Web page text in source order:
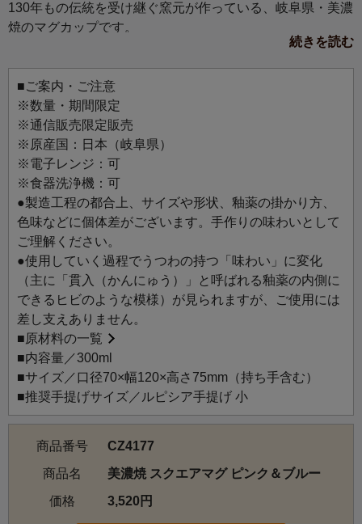
130年もの伝統を受け継ぐ窯元が作っている、岐阜県・美濃
焼のマグカップです。
やわらかでまばゆい色合いは、パリのお菓子屋の店先に並
ぶ色とりどりのマカロンや、ケーキの上できらめくジュレ
をイメージしています。
3種類の釉薬が溶け合うことで、それぞれがニュアンス豊か
な表情を見せる「窯変（ようへん）」を生み出す、職人技
の賜物です。
また、台形の形状は、香りをとどめて集中させやすく、上
部がすぼまっているため一気に届きます。香りが逃げにく
く「香気が凝縮された空間」ができるイメージです。
ぜひお気に入りのお茶で、香りもお楽しみください。大切
な方への贈りものにもおすすめです。
※窯変とは、陶磁器を焼く際に炎の性質や釉（うわぐす
り）の含有物質などにより、予期しない釉色の変化が現れ
ること。
続きを読む
■ご案内・ご注意
※数量・期間限定
※通信販売限定販売
※原産国：日本（岐阜県）
※電子レンジ：可
※食器洗浄機：可
●製造工程の都合上、サイズや形状、釉薬の掛かり方、
色味などに個体差がございます。手作りの味わいとして
ご理解ください。
●使用していく過程でうつわの持つ「味わい」に変化
（主に「貫入（かんにゅう）」と呼ばれる釉薬の内側に
できるヒビのような模様）が見られますが、ご使用には
差し支えありません。
■原材料の一覧
■内容量／300ml
■サイズ／口径70×幅120×高さ75mm（持ち手含む）
■推奨手提げサイズ／ルピシア手提げ 小
商品番号
CZ4177
商品名
美濃焼 スクエアマグ ピンク＆ブルー
価格
3,520円